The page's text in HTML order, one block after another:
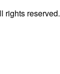
rights reserved.